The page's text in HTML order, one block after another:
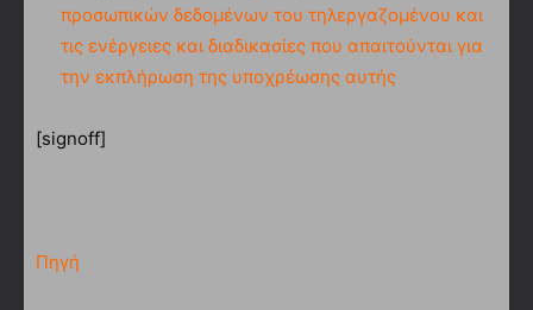
προσωπικών δεδομένων του τηλεργαζομένου και
τις ενέργειες και διαδικασίες που απαιτούνται για
την εκπλήρωση της υποχρέωσης αυτής
[signoff]
Πηγή